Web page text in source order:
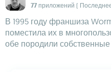
77 приложений (
В 1995 году франшиза
поместила их в
обе породили